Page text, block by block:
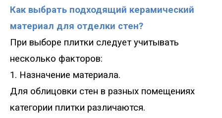
Как выбрать подходящий керамический
материал для отделки стен?
При выборе плитки следует учитывать
несколько факторов:
1. Назначение материала.
Для облицовки стен в разных помещениях
категории плитки различаются.